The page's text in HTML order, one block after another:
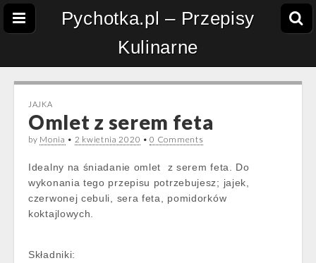
Pychotka.pl – Przepisy
Kulinarne
JAJKA
Omlet z serem feta
by Monia • 2 kwietnia 2020 •0 Comments
Idealny na śniadanie omlet z serem feta. Do
wykonania tego przepisu potrzebujesz; jajek,
czerwonej cebuli, sera feta, pomidorków
koktajlowych.
Składniki: